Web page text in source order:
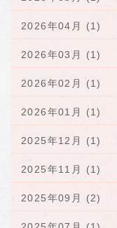
2026年04月 (1)
2026年03月 (1)
2026年02月 (1)
2026年01月 (1)
2025年12月 (1)
2025年11月 (1)
2025年09月 (2)